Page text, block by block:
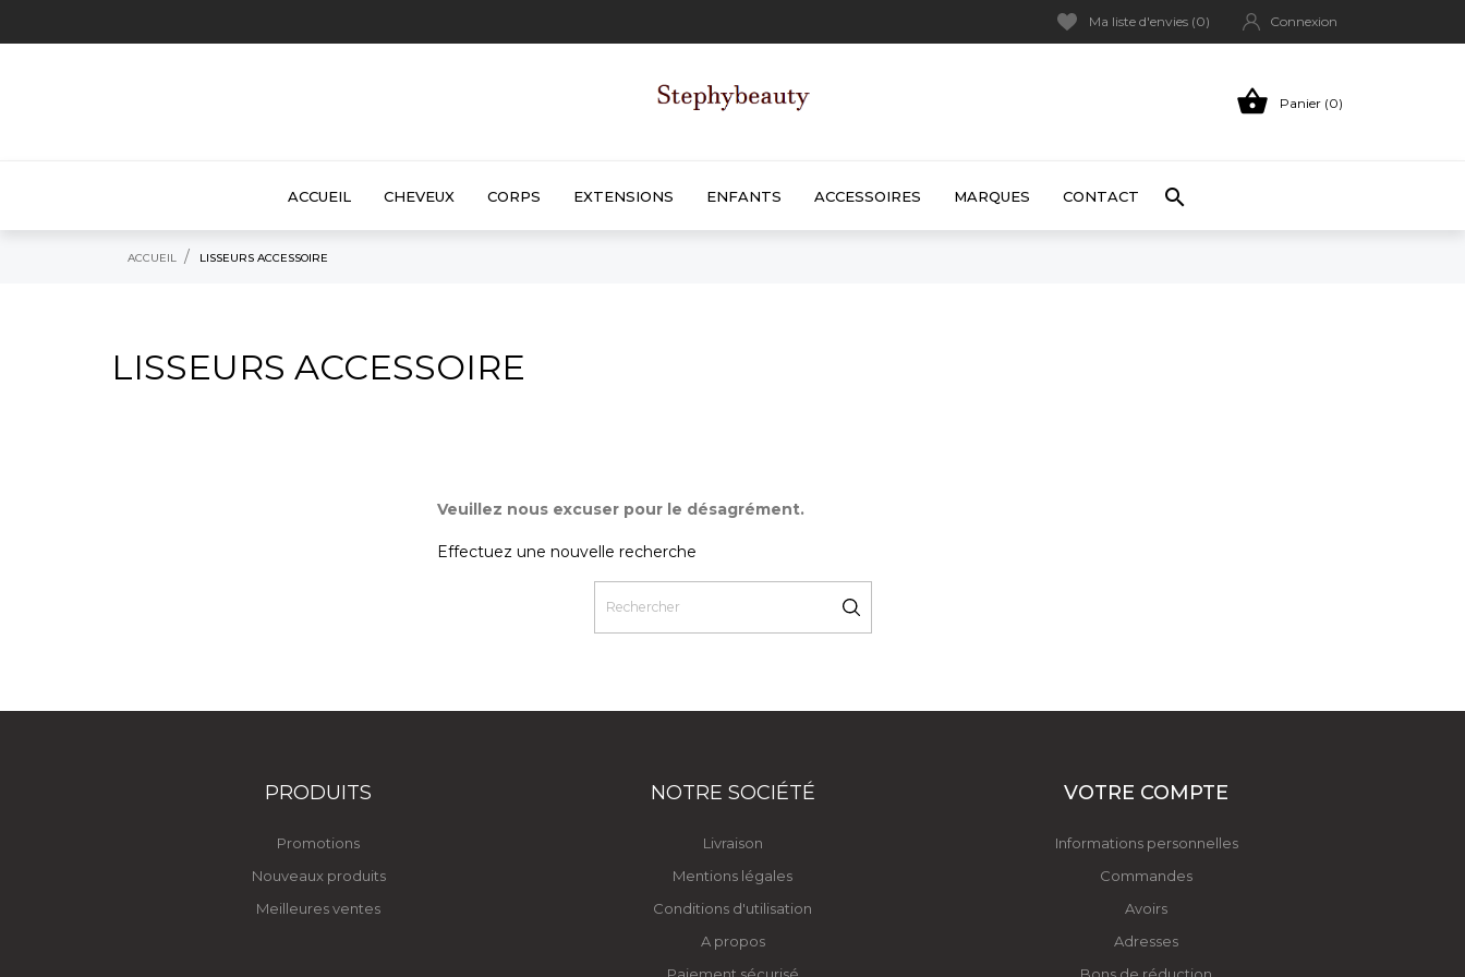
Ma liste d'envies (0) Connexion
 Panier (0)
ACCUEIL CHEVEUX CORPS EXTENSIONS ENFANTS ACCESSOIRES MARQUES CONTACT 
ACCUEIL LISSEURS ACCESSOIRE
LISSEURS ACCESSOIRE
Veuillez nous excuser pour le désagrément.
Effectuez une nouvelle recherche
PRODUITS
Promotions
Nouveaux produits
Meilleures ventes
NOTRE SOCIÉTÉ
Livraison
Mentions légales
Conditions d'utilisation
A propos
VOTRE COMPTE
Informations personnelles
Commandes
Avoirs
Adresses